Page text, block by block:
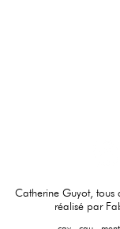
Catherine Guyot, tous
réalisé par